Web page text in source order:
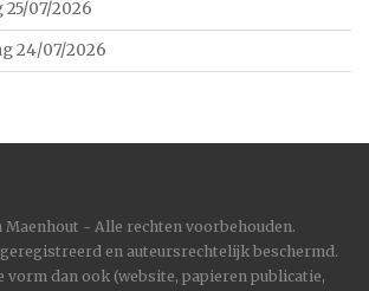
07/2026
24/07/2026
Maenhout - Alle rechten voorbehouden.
en auteursrechtelijk beschermd.
vorm dan ook (website, papieren publicatie,